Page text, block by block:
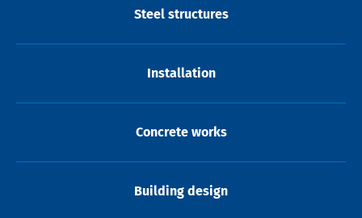
Steel structures
Installation
Concrete works
Building design